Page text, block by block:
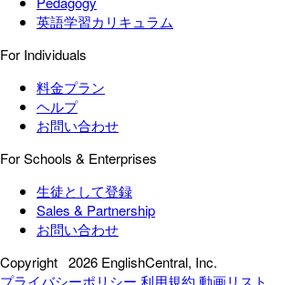
英語学習カリキュラム
For Individuals
料金プラン
ヘルプ
お問い合わせ
For Schools & Enterprises
生徒として登録
Sales & Partnership
お問い合わせ
Copyright 2026 EnglishCentral, Inc.